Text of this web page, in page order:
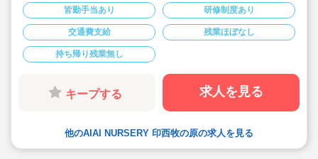
歓迎です
★早番、遅番で勤務したいなど。時間帯は柔軟にご相談
ください
★派遣スタッフの受け入れに慣れている園になりますの
で安心です
★保育士専任のコンサルタントがあなたの派遣就業を安
心サポートいたします
★英語は遊びを通して専任講師が年齢に応じて対応して
います。異文化にふれることで社会性や国際理解を深め
ています
★食育プログラムとして、食糧生産から消費までの過程
★60名定員など中規模園を中心に「もう一つの家」をコ
皆勤手当あり 研修制度あり
交通費支給 残業ほぼなし
持ち帰り残業無し
キープする 求人を見る
他のAIAI NURSERY 印西牧の原の求人を見る